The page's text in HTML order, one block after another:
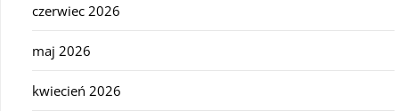
czerwiec 2026
maj 2026
kwiecień 2026